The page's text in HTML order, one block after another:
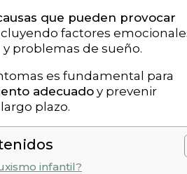
que pueden provocar
factores
problemas de sueño.
es fundamental para
adecuado y prevenir
plazo.
infantil?